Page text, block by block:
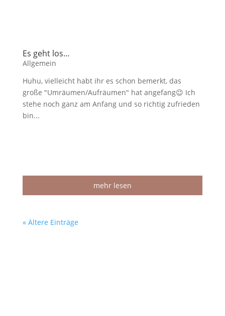
Es geht los…
Allgemein
Huhu, vielleicht habt ihr es schon bemerkt, das
große "Umräumen/Aufräumen" hat angefang😉 Ich
stehe noch ganz am Anfang und so richtig zufrieden
bin...
mehr lesen
« Ältere Einträge